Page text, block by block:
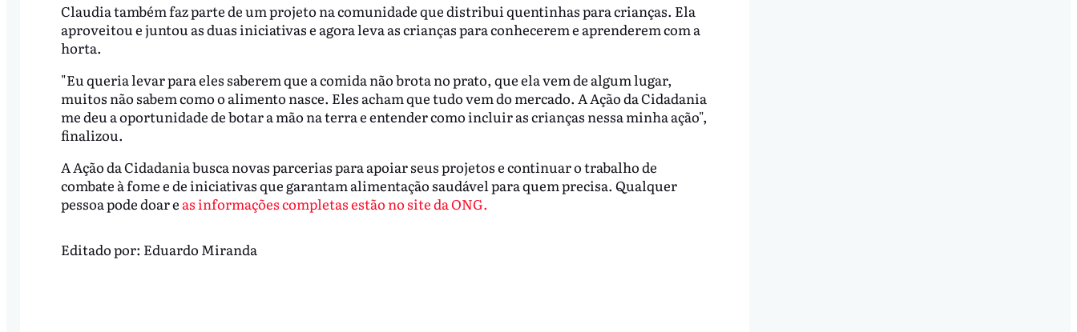
Claudia também faz parte de um projeto na comunidade que distribui quentinhas para crianças. Ela
aproveitou e juntou as duas iniciativas e agora leva as crianças para conhecerem e aprenderem com a
horta.
"Eu queria levar para eles saberem que a comida não brota no prato, que ela vem de algum lugar,
muitos não sabem como o alimento nasce. Eles acham que tudo vem do mercado. A Ação da Cidadania
me deu a oportunidade de botar a mão na terra e entender como incluir as crianças nessa minha ação",
finalizou.
A Ação da Cidadania busca novas parcerias para apoiar seus projetos e continuar o trabalho de
combate à fome e de iniciativas que garantam alimentação saudável para quem precisa. Qualquer
pessoa pode doar e as informações completas estão no site da ONG.
Editado por: Eduardo Miranda